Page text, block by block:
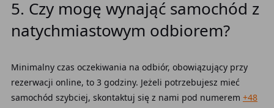
5. Czy mogę wynająć samochód z
natychmiastowym odbiorem?
Minimalny czas oczekiwania na odbiór, obowiązujący przy
rezerwacji online, to 3 godziny. Jeżeli potrzebujesz mieć
samochód szybciej, skontaktuj się z nami pod numerem +48